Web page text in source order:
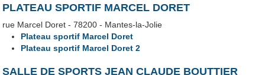
PLATEAU SPORTIF MARCEL DORET
rue Marcel Doret - 78200 - Mantes-la-Jolie
Plateau sportif Marcel Doret
Plateau sportif Marcel Doret 2
SALLE DE SPORTS JEAN CLAUDE BOUTTIER